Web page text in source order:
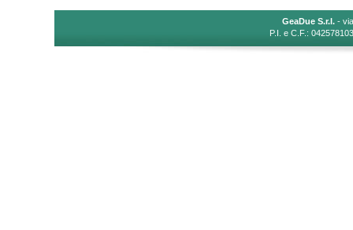
GeaDue S.r.l. -
P.I. e C.F.: